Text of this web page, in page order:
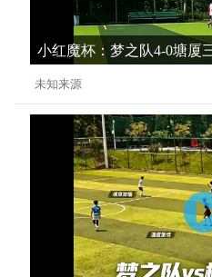
小红魔杯：梦之队4-0塘厦
未知来源